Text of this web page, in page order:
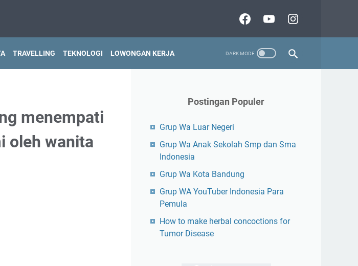
TRAVELLING TEKNOLOGI LOWONGAN KERJA
menempati
oleh wanita
Postingan Populer
Grup Wa Luar Negeri
Grup Wa Anak Sekolah Smp dan Sma
Indonesia
Grup Wa Kota Bandung
Grup WA YouTuber Indonesia Para
Pemula
How to make herbal concoctions for
Tumor Disease